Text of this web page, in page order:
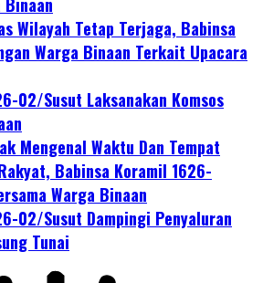
Wilayah Tetap Terjaga, Babinsa
Warga Binaan Terkait Upacara
02/Susut Laksanakan Komsos
Mengenal Waktu Dan Tempat
Babinsa Koramil 1626-
Warga Binaan
02/Susut Dampingi Penyaluran
Tunai